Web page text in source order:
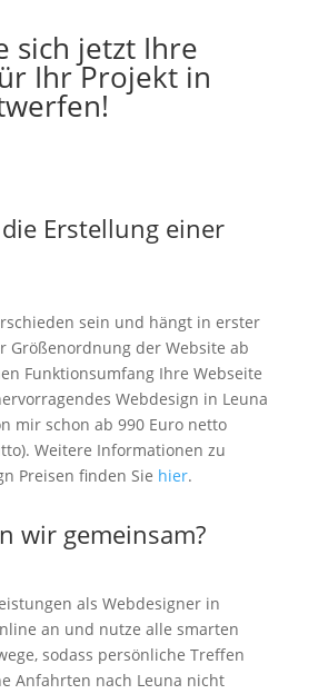
sich jetzt Ihre
Ihr Projekt in
Erstellung einer
sein und hängt in erster
Größenordnung der Website ab
Funktionsumfang Ihre Webseite
Webdesign in Leuna
mir schon ab 990 Euro netto
Weitere Informationen zu
Preisen finden Sie hier.
wir gemeinsam?
als Webdesigner in
an und nutze alle smarten
sodass persönliche Treffen
Anfahrten nach Leuna nicht